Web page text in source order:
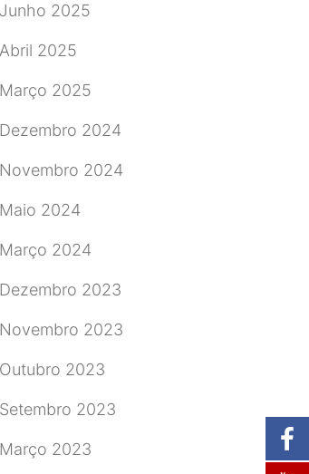
Junho 2025
Abril 2025
Março 2025
Dezembro 2024
Novembro 2024
Maio 2024
Março 2024
Dezembro 2023
Novembro 2023
Outubro 2023
Setembro 2023
Março 2023